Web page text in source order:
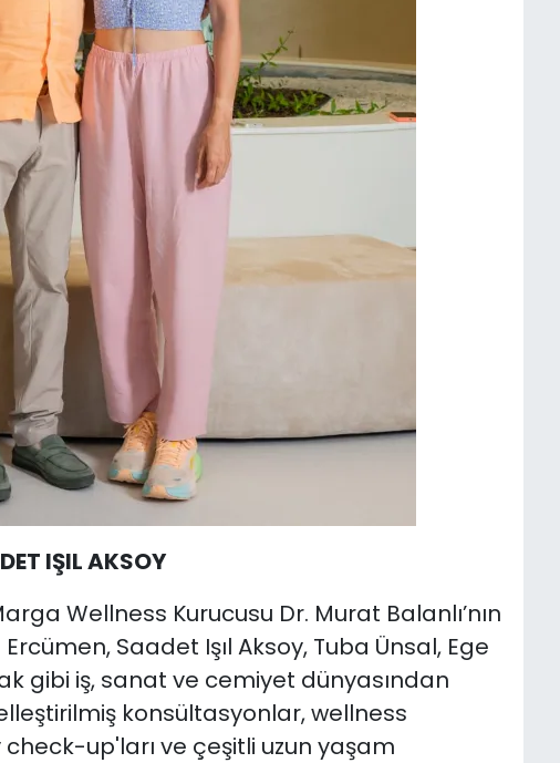
IŞIL AKSOY
Wellness Kurucusu Dr. Murat Balanlı’nın
Saadet Işıl Aksoy, Tuba Ünsal, Ege
gibi iş, sanat ve cemiyet dünyasından
konsültasyonlar, wellness
up'ları ve çeşitli uzun yaşam